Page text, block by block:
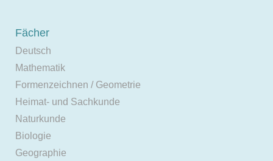
Fächer
Deutsch
Mathematik
Formenzeichnen / Geometrie
Heimat- und Sachkunde
Naturkunde
Biologie
Geographie